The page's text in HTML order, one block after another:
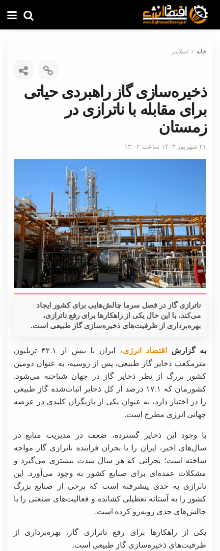
خانه اسلایدر
ذخیره‌سازی گاز راهبردی حیاتی
برای مقابله با ناترازی در
زمستان
۲۱ شهریور ۱۴۰۳ ساعت ۱۳:۰۲
ناترازی گاز در فصل سرما چالش‌هایی برای کشور ایجاد
می‌کند، با این حال یکی از راهکارها برای رفع ناترازی،
بهره‌برداری از ظرفیت‌های ذخیره‌سازی گاز طبیعی است.
به گزارش اقتصاد انرژی
، ایران با بیش از ۳۲.۱ تریلیون
مترمکعب ذخایر گاز طبیعی، پس از روسیه، به عنوان دومین
کشور بزرگ از نظر ذخایر گاز در جهان شناخته می‌شود.
کشورمان که ۱۷.۱ درصد از کل ذخایر اثبات‌شده گاز طبیعی
را در اختیار دارد، به عنوان یکی از بازیگران کلیدی در عرصه
جهانی انرژی مطرح است.
با وجود این ذخایر گسترده، ضعف در مدیریت منابع در
سال‌های اخیر، ایران را با بحران فزاینده ناترازی گاز مواجه
ساخته است؛ بحرانی که هر سال شدت بیشتری می‌گیرد و
مشکلات عمده‌ای برای صنایع کشور به وجود می‌آورد. این
ناترازی به حدی پیشرفته است که برخی از صنایع بزرگ
کشور را به آستانه تعطیلی کشانده و فعالیت‌های صنعتی را با
چالش‌های جدی روبه‌رو کرده است.
یکی از راهکارها برای رفع ناترازی گاز، بهره‌برداری از
ظرفیت‌های ذخیره‌سازی گاز طبیعی است.